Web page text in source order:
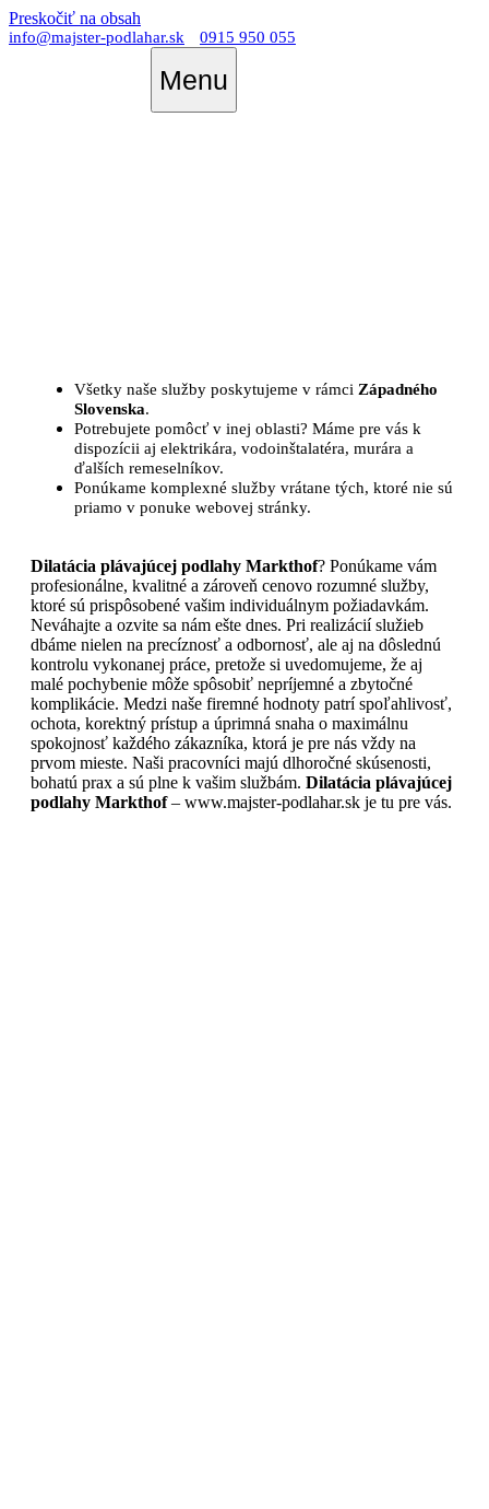
Preskočiť na obsah
info@majster-podlahar.sk 0915 950 055
Menu
Všetky naše služby poskytujeme v rámci Západného
Slovenska.
Potrebujete pomôcť v inej oblasti? Máme pre vás k
dispozícii aj elektrikára, vodoinštalatéra, murára a
ďalších remeselníkov.
Ponúkame komplexné služby vrátane tých, ktoré nie sú
priamo v ponuke webovej stránky.
Dilatácia plávajúcej podlahy Markthof? Ponúkame vám
profesionálne, kvalitné a zároveň cenovo rozumné služby,
ktoré sú prispôsobené vašim individuálnym požiadavkám.
Neváhajte a ozvite sa nám ešte dnes. Pri realizácií služieb
dbáme nielen na precíznosť a odbornosť, ale aj na dôslednú
kontrolu vykonanej práce, pretože si uvedomujeme, že aj
malé pochybenie môže spôsobiť nepríjemné a zbytočné
komplikácie. Medzi naše firemné hodnoty patrí spoľahlivosť,
ochota, korektný prístup a úprimná snaha o maximálnu
spokojnosť každého zákazníka, ktorá je pre nás vždy na
prvom mieste. Naši pracovníci majú dlhoročné skúsenosti,
bohatú prax a sú plne k vašim službám. Dilatácia plávajúcej
podlahy Markthof– www.majster-podlahar.sk je tu pre vás.